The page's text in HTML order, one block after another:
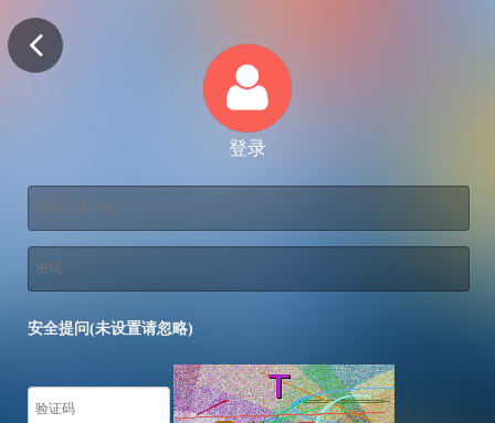
登录
安全提问(未设置请忽略)